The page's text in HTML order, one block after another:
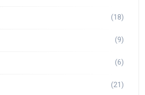
(18)
(9)
(6)
(21)